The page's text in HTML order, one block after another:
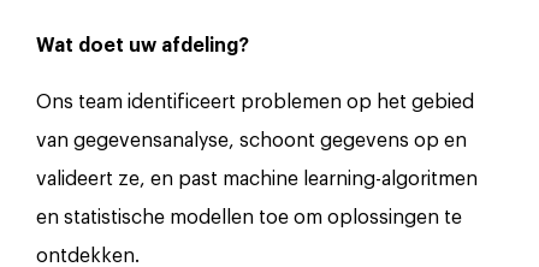
Wat doet uw afdeling?
Ons team identificeert problemen op het gebied
van gegevensanalyse, schoont gegevens op en
valideert ze, en past machine learning-algoritmen
en statistische modellen toe om oplossingen te
ontdekken.